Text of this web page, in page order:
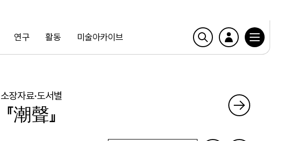
연구 활동 미술아카이브
소장자료·도서별
『潮聲』